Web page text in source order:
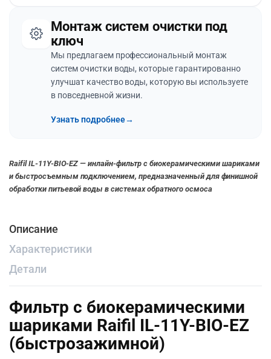
Монтаж систем очистки под
ключ
Мы предлагаем профессиональный монтаж
систем очистки воды, которые гарантированно
улучшат качество воды, которую вы используете
в повседневной жизни.
Узнать подробнее→
Raifil IL-11Y-BIO-EZ — инлайн-фильтр с биокерамическими шариками
и быстросъемным подключением, предназначенный для финишной
обработки питьевой воды в системах обратного осмоса
Описание
Характеристики
Детали
Фильтр с биокерамическими
шариками Raifil IL-11Y-BIO-EZ
(быстрозажимной)